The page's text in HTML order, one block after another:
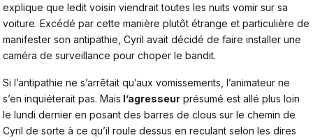
explique que ledit voisin viendrait toutes les nuits vomir sur sa
voiture. Excédé par cette manière plutôt étrange et particulière de
manifester son antipathie, Cyril avait décidé de faire installer une
caméra de surveillance pour choper le bandit.
Si l’antipathie ne s’arrêtait qu’aux vomissements, l’animateur ne
s’en inquiéterait pas. Mais l’agresseur présumé est allé plus loin
le lundi dernier en posant des barres de clous sur le chemin de
Cyril de sorte à ce qu’il roule dessus en reculant selon les dires